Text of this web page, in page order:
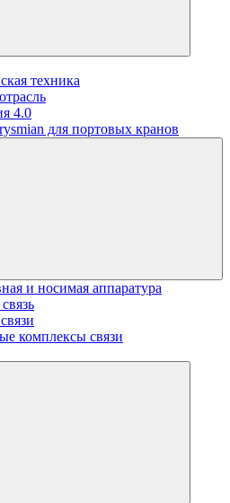
техника
4.0
для портовых кранов
и носимая аппаратура
комплексы связи